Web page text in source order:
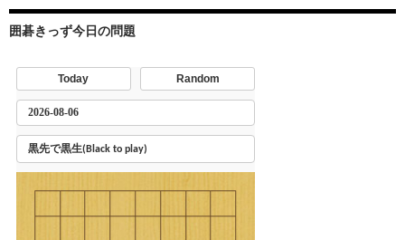
囲碁きっず今日の問題